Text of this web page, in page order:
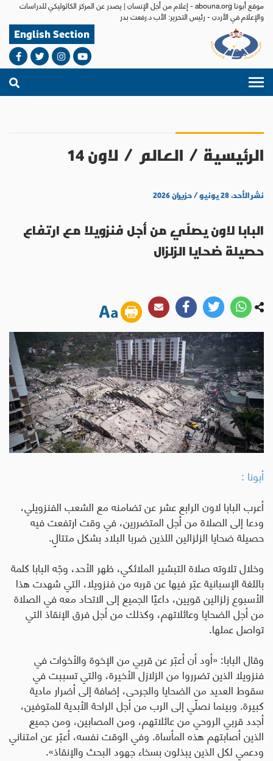
موقع أبونا abouna.org - إعلام من أجل الإنسان | يصدر عن المركز الكاثوليكي للدراسات
والإعلام في الأردن - رئيس التحرير: الأب د.رفعت بدر
English Section
الرئيسية / العالم / لاون 14
نشر الأحد، ٢٨ يونيو / حزيران ٢٠٢٦
البابا لاون يصلّي من أجل فنزويلا مع ارتفاع
حصيلة ضحايا الزلزال
أبونا :
أعرب البابا لاون الرابع عشر عن تضامنه مع الشعب الفنزويلي،
ودعا إلى الصلاة من أجل المتضررين، في وقت ارتفعت فيه
حصيلة ضحايا الزلزالين اللذين ضربا البلاد بشكل متتالٍ.
وخلال تلاوته صلاة التبشير الملائكي، ظهر الأحد، وجّه البابا كلمة
باللغة الإسبانية عبّر فيها عن قربه من فنزويلا، التي شهدت هذا
الأسبوع زلزالين قويين، داعيًا الجميع إلى الاتحاد معه في الصلاة
من أجل الضحايا وعائلاتهم، وكذلك من أجل فرق الإنقاذ التي
تواصل عملها.
وقال البابا: «أود أن أعبّر عن قربي من الإخوة والأخوات في
فنزويلا الذين تضرروا من الزلازل الأخيرة، والتي تسببت في
سقوط العديد من الضحايا والجرحى، إضافة إلى أضرار مادية
كبيرة. وبينما نصلّي إلى الرب من أجل الراحة الأبدية للمتوفين،
أجدد قربي الروحي من عائلاتهم، ومن المصابين، ومن جميع
الذين أصابتهم هذه المأساة. وفي الوقت نفسه، أعبّر عن امتناني
ودعمي لكل الذين يبذلون بسخاء جهود البحث والإنقاذ».